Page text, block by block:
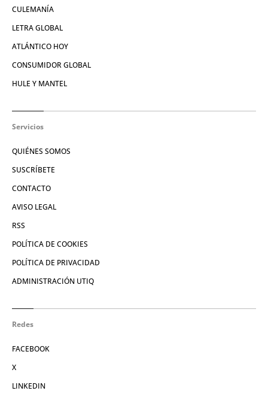
CULEMANÍA
LETRA GLOBAL
ATLÁNTICO HOY
CONSUMIDOR GLOBAL
HULE Y MANTEL
Servicios
QUIÉNES SOMOS
SUSCRÍBETE
CONTACTO
AVISO LEGAL
RSS
POLÍTICA DE COOKIES
POLÍTICA DE PRIVACIDAD
ADMINISTRACIÓN UTIQ
Redes
FACEBOOK
X
LINKEDIN